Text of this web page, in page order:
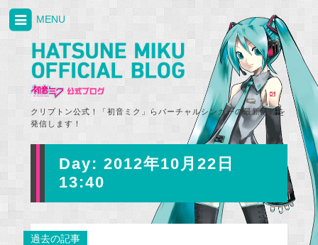
クリプトン公式！「初音ミク」らバーチャルシンガーの最新情報を
発信します！
MENU
Day: 2012年10月22日
13:40
過去の記事